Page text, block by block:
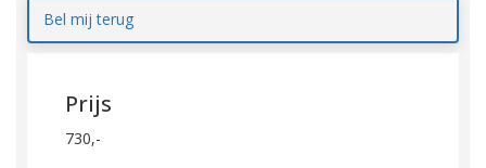
Bel mij terug
Prijs
730,-